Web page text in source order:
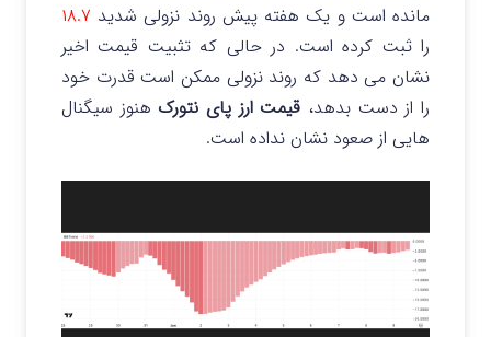
مانده است و یک هفته پیش روند نزولی شدید ۱۸.۷
را ثبت کرده است. در حالی که تثبیت قیمت اخیر
نشان می دهد که روند نزولی ممکن است قدرت خود
را از دست بدهد، قیمت ارز پای نتورکهنوز سیگنال
هایی از صعود نشان نداده است.